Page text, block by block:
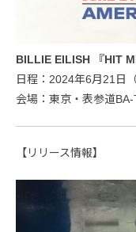
BILLIE EILISH 『HIT
日程：2024年6月21日
会場：東京・表参道
【リリース情報】